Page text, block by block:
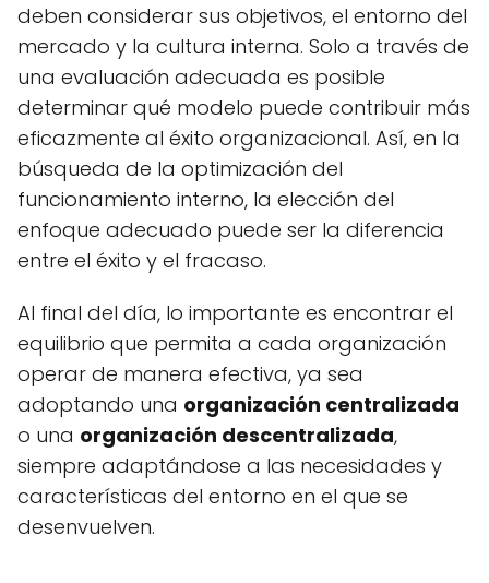
deben considerar sus objetivos, el entorno del
mercado y la cultura interna. Solo a través de
una evaluación adecuada es posible
determinar qué modelo puede contribuir más
eficazmente al éxito organizacional. Así, en la
búsqueda de la optimización del
funcionamiento interno, la elección del
enfoque adecuado puede ser la diferencia
entre el éxito y el fracaso.
Al final del día, lo importante es encontrar el
equilibrio que permita a cada organización
operar de manera efectiva, ya sea
adoptando una organización centralizada
o una organización descentralizada,
siempre adaptándose a las necesidades y
características del entorno en el que se
desenvuelven.